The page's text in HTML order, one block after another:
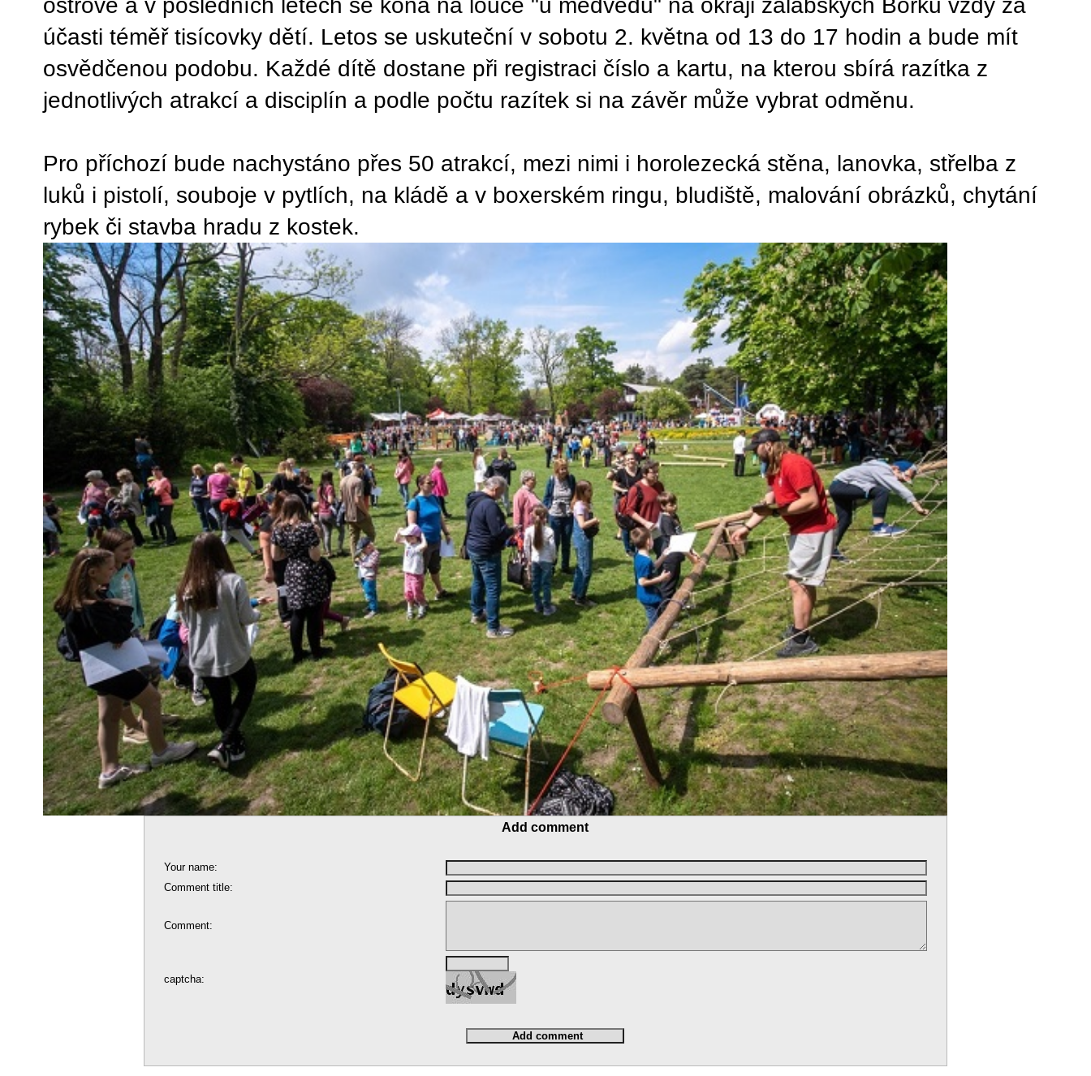
ostrově a v posledních letech se koná na louce "u medvědů" na okraji zálabských Borků vždy za
účasti téměř tisícovky dětí. Letos se uskuteční v sobotu 2. května od 13 do 17 hodin a bude mít
osvědčenou podobu. Každé dítě dostane při registraci číslo a kartu, na kterou sbírá razítka z
jednotlivých atrakcí a disciplín a podle počtu razítek si na závěr může vybrat odměnu.
Pro příchozí bude nachystáno přes 50 atrakcí, mezi nimi i horolezecká stěna, lanovka, střelba z
luků i pistolí, souboje v pytlích, na kládě a v boxerském ringu, bludiště, malování obrázků, chytání
rybek či stavba hradu z kostek.
Add comment
Your name:
Comment title:
Comment:
captcha: